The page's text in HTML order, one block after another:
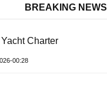
BREAKING NEWS
Charter
00:28